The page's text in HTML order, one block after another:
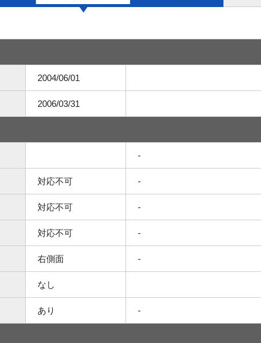
2004/06/01
2006/03/31
-
対応不可 -
対応不可 -
対応不可 -
右側面 -
なし
あり -